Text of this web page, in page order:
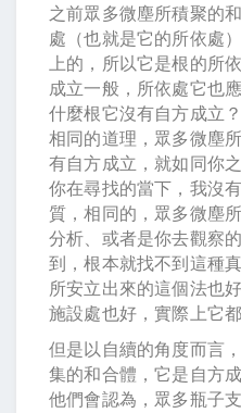
之前眾多微塵所積聚的
處（也就是它的所依處
上的，所以它是根的所
成立一般，所依處它也
什麼根它沒有自方成立
相同的道理，眾多微塵
有自方成立，就如同你
你在尋找的當下，我沒
質，相同的，眾多微塵
分析、或者是你去觀察
到，根本就找不到這種
所安立出來的這個法也
施設處也好，實際上它
但是以自續的角度而言
集的和合體，它是自方
他們會認為，眾多瓶子